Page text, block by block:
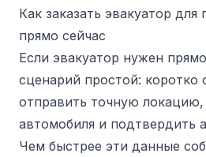
Как заказать эвакуатор для
прямо сейчас
Если эвакуатор нужен
сценарий простой: коротко
отправить точную локацию,
автомобиля и подтвердить
Чем быстрее эти данные